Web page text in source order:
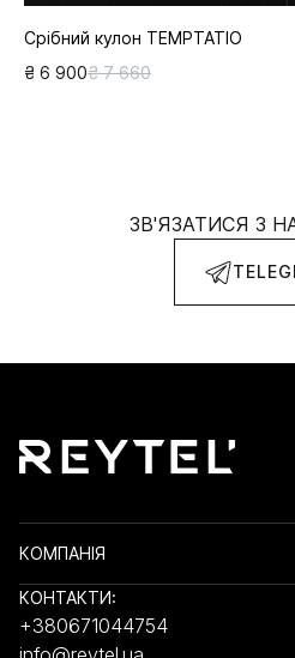
Срібний кулон TEMPTATIO
₴ 6 900₴ 7 660
ЗВ'ЯЗАТИСЯ З
КОМПАНІЯ
КОНТАКТИ:
+380671044754